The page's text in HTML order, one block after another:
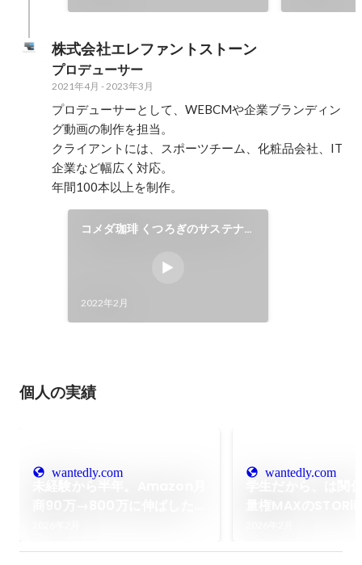
株式会社エレファントストーン
プロデューサー
2021年4月 - 2023年3月
プロデューサーとして、WEBCMや企業ブランディン
グ動画の制作を担当。
クライアントには、スポーツチーム、化粧品会社、IT
企業など幅広く対応。
年間100本以上を制作。
コメダ珈琲 くつろぎのサステナ
2022年2月
個人の実績
wantedly.com wantedly.com